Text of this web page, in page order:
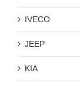
IVECO
JEEP
KIA